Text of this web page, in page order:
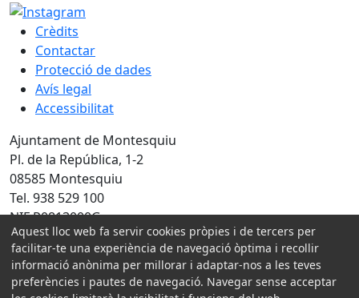
Crèdits
Contactar
Protecció de dades
Avís legal
Accessibilitat
Ajuntament de Montesquiu
Pl. de la República, 1-2
08585 Montesquiu
Tel. 938 529 100
NIF P0813000G
Amb la col·laboració de:
Aquest lloc web fa servir cookies pròpies i de tercers per
facilitar-te una experiència de navegació òptima i recollir
informació anònima per millorar i adaptar-nos a les teves
preferències i pautes de navegació. Navegar sense acceptar